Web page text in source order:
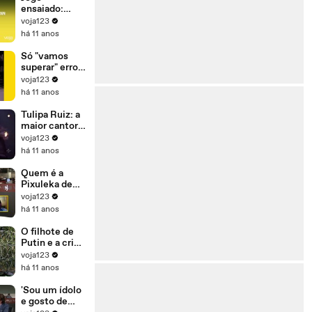
para se
manter no
poder'
ensaiado:
Dilma ganhou
ontem para
amanhã
voja123
há 11 anos
Só "vamos
superar" erros
(e crimes) se
Dilma sair do
voja123
há 11 anos
Tulipa Ruiz: a
maior cantora
da sua
geração
voja123
há 11 anos
Quem é a
Pixuleka de
Lula?
voja123
há 11 anos
O filhote de
Putin e a crise
de refugiados
voja123
há 11 anos
'Sou um ídolo
e gosto de